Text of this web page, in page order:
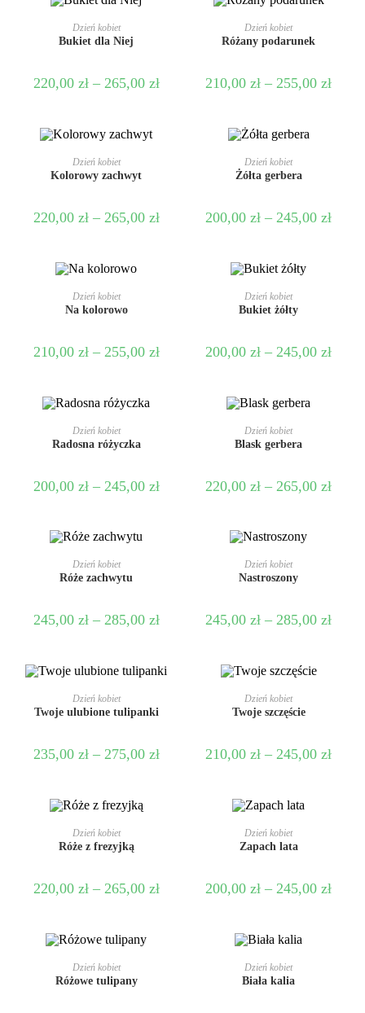
WYBIERZ OPCJE
Dzień kobiet
Bukiet dla Niej
220,00 zł – 265,00 zł
WYBIERZ OPCJE
Dzień kobiet
Różany podarunek
210,00zł – 255,00zł
WYBIERZ OPCJE
Dzień kobiet
Kolorowy zachwyt
220,00 zł – 265,00 zł
WYBIERZ OPCJE
Dzień kobiet
Żółta gerbera
200,00zł – 245,00zł
WYBIERZ OPCJE
Dzień kobiet
Na kolorowo
210,00 zł – 255,00 zł
WYBIERZ OPCJE
Dzień kobiet
Bukiet żółty
200,00zł – 245,00zł
WYBIERZ OPCJE
Dzień kobiet
Radosna różyczka
200,00 zł – 245,00 zł
WYBIERZ OPCJE
Dzień kobiet
Blask gerbera
220,00zł – 265,00zł
WYBIERZ OPCJE
Dzień kobiet
Róże zachwytu
245,00 zł – 285,00 zł
WYBIERZ OPCJE
Dzień kobiet
Nastroszony
245,00zł – 285,00zł
WYBIERZ OPCJE
Dzień kobiet
Twoje ulubione tulipanki
235,00 zł – 275,00 zł
WYBIERZ OPCJE
Dzień kobiet
Twoje szczęście
210,00zł – 245,00zł
WYBIERZ OPCJE
Dzień kobiet
Róże z frezyjką
220,00 zł – 265,00 zł
WYBIERZ OPCJE
Dzień kobiet
Zapach lata
200,00zł – 245,00zł
WYBIERZ OPCJE
Dzień kobiet
Różowe tulipany
WYBIERZ OPCJE
Dzień kobiet
Biała kalia